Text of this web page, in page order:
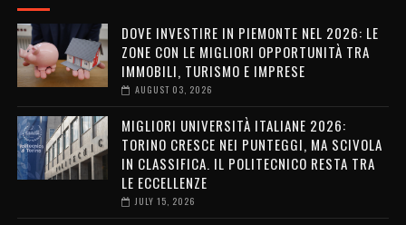
DOVE INVESTIRE IN PIEMONTE NEL 2026: LE
ZONE CON LE MIGLIORI OPPORTUNITÀ TRA
IMMOBILI, TURISMO E IMPRESE
AUGUST 03, 2026
MIGLIORI UNIVERSITÀ ITALIANE 2026:
TORINO CRESCE NEI PUNTEGGI, MA SCIVOLA
IN CLASSIFICA. IL POLITECNICO RESTA TRA
LE ECCELLENZE
JULY 15, 2026